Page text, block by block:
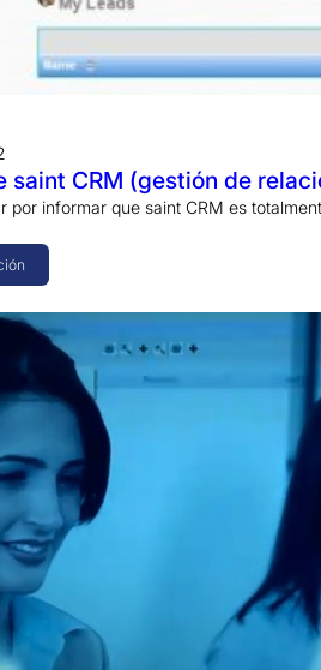
saint CRM (gestión de
informar que saint CRM es